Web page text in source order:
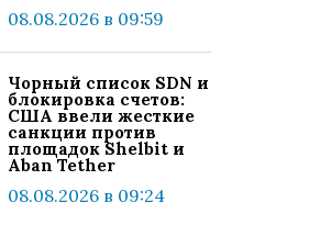
08.08.2026 в 09:59
Чорный список SDN и
блокировка счетов:
США ввели жесткие
санкции против
площадок Shelbit и
Aban Tether
08.08.2026 в 09:24